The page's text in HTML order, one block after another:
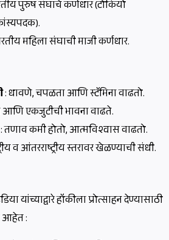
पुरुष संघाचे कर्णधार (टोकियो
महिला संघाची माजी कर्णधार.
: धावणे, चपळता आणि स्टॅमिना वाढतो.
आणि एकजुटीची भावना वाढते.
: तणाव कमी होतो, आत्मविश्वास वाढतो.
व आंतरराष्ट्रीय स्तरावर खेळण्याची संधी.
यांच्याद्वारे हॉकीला प्रोत्साहन देण्यासाठी
आहेत :